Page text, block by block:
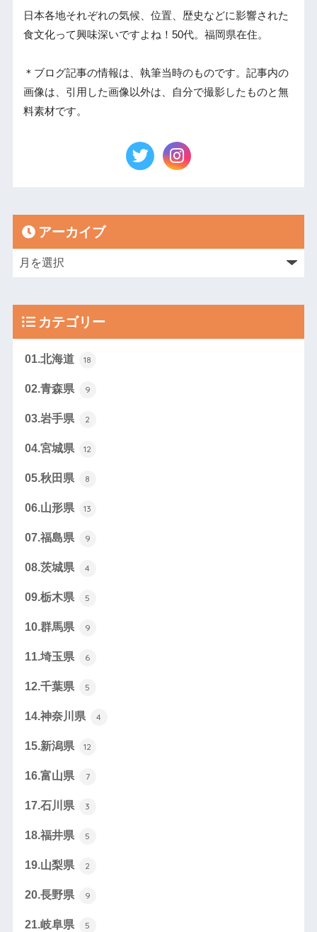
日本各地それぞれの気候、位置、歴史などに影響された
食文化って興味深いですよね！50代。福岡県在住。
＊ブログ記事の情報は、執筆当時のものです。記事内の
画像は、引用した画像以外は、自分で撮影したものと無
料素材です。
アーカイブ
カテゴリー
01.北海道 18
02.青森県 9
03.岩手県 2
04.宮城県 12
05.秋田県 8
06.山形県 13
07.福島県 9
08.茨城県 4
09.栃木県 5
10.群馬県 9
11.埼玉県 6
12.千葉県 5
14.神奈川県 4
15.新潟県 12
16.富山県 7
17.石川県 3
18.福井県 5
19.山梨県 2
20.長野県 9
21.岐阜県 5